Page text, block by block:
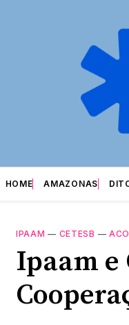
HOME AMAZONAS
IPAAM — CETESB —
Ipaam e